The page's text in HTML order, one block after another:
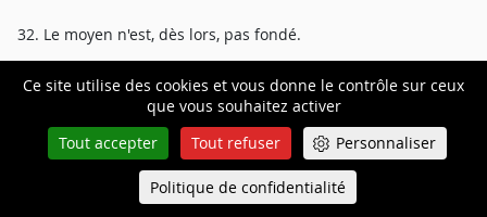
Ce site utilise des cookies et vous donne le contrôle sur ceux
que vous souhaitez activer
Tout accepter
Tout refuser Personnaliser
Politique de confidentialité
32. Le moyen n'est, dès lors, pas fondé.
Moyens
Queue-Fair